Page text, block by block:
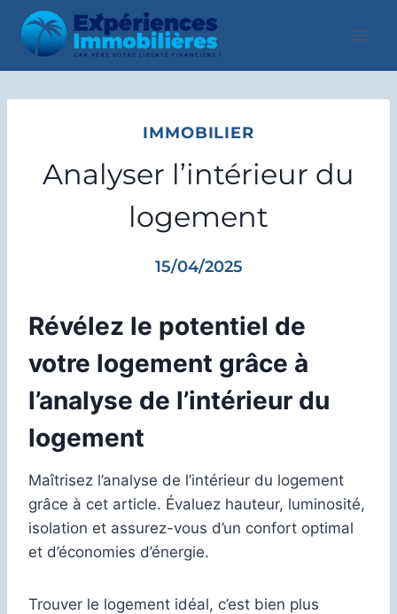
Aller
contenu
IMMOBILIER
Analyser l’intérieur du
logement
15/04/2025
Révélez le potentiel de
votre logement grâce à
l’analyse de l’intérieur du
logement
Maîtrisez l’analyse de l’intérieur du logement
grâce à cet article. Évaluez hauteur, luminosité,
isolation et assurez-vous d’un confort optimal
et d’économies d’énergie.
Trouver le logement idéal, c’est bien plus